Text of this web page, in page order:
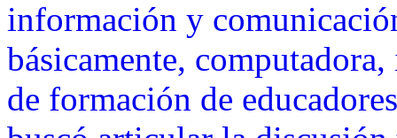
información y
básicamente,
de formación de